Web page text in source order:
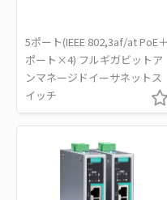
5ポート(IEEE 802,3af/at PoE＋
ポート×4) フルギガビットア
ンマネージドイーサネットス
イッチ